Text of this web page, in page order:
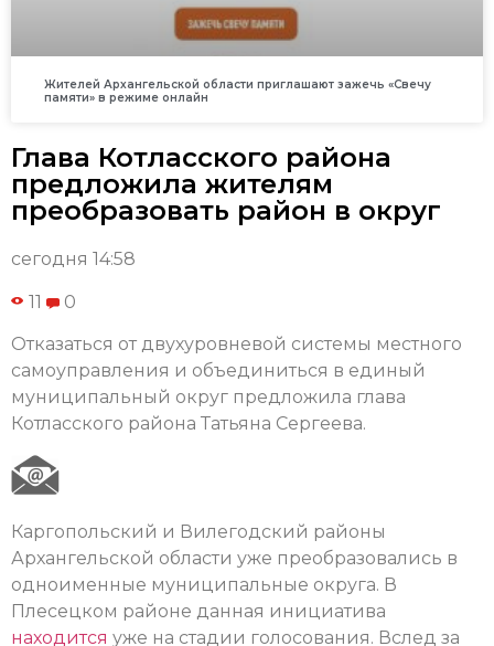
Жителей Архангельской области приглашают зажечь «Свечу
памяти» в режиме онлайн
Глава Котласского района
предложила жителям
преобразовать район в округ
сегодня 14:58
11 0
Отказаться от двухуровневой системы местного
самоуправления и объединиться в единый
муниципальный округ предложила глава
Котласского района Татьяна Сергеева.
Каргопольский и Вилегодский районы
Архангельской области уже преобразовались в
одноименные муниципальные округа. В
Плесецком районе данная инициатива
находится уже на стадии голосования. Вслед за